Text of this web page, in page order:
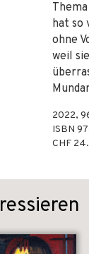
hat so
ohne
weil
2022,
ISBN
CHF